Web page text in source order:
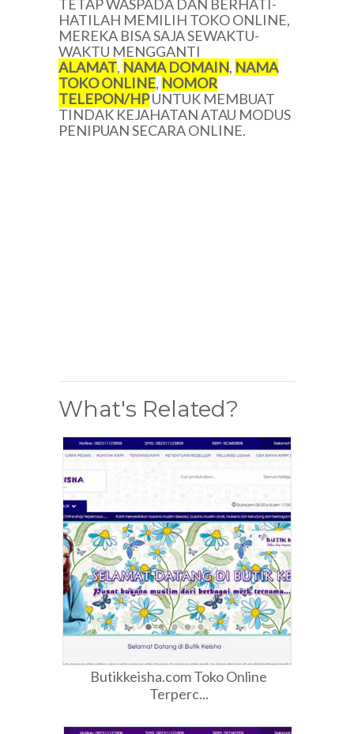
TETAP WASPADA DAN BERHATI-
HATILAH MEMILIH TOKO ONLINE,
MEREKA BISA SAJA SEWAKTU-
WAKTU MENGGANTI
ALAMAT, NAMA DOMAIN, NAMA
TOKO ONLINE, NOMOR
TELEPON/HPUNTUK MEMBUAT
TINDAK KEJAHATAN ATAU MODUS
PENIPUAN SECARA ONLINE.
What's Related?
Butikkeisha.com Toko Online
Terperc...